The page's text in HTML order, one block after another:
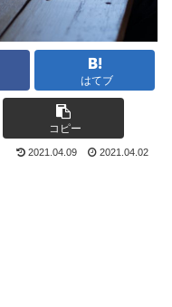
はてブ
コピー
2021.04.09 2021.04.02